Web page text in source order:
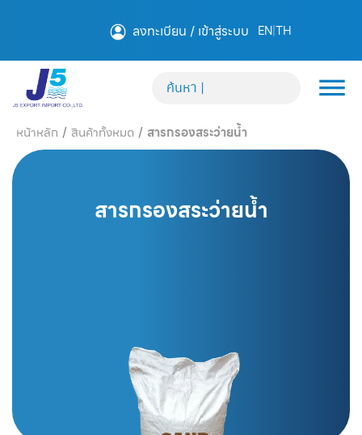
ลงทะเบียน / เข้าสู่ระบบ EN|TH
หน้าหลัก / สินค้าทั้งหมด / สารกรองสระว่ายน้ำ
สารกรองสระว่ายน้ำ